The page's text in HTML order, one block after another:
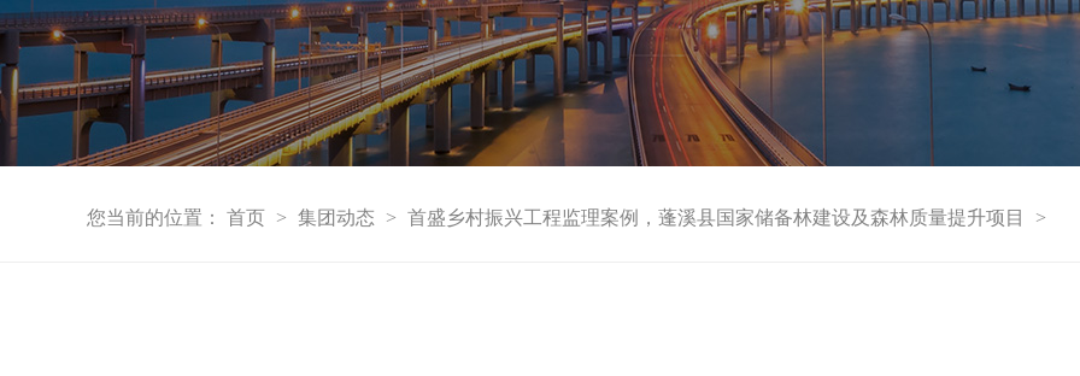
您当前的位置： 首页 > 集团动态 > 首盛乡村振兴工程监理案例，蓬溪县国家储备林建设及森林质量提升项目 >